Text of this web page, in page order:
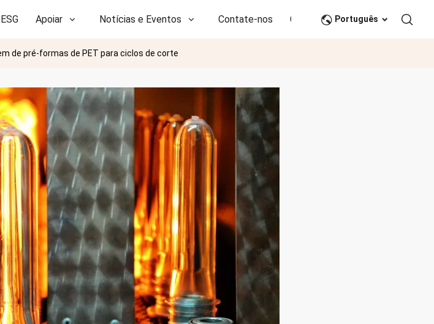
ESG Apoiar Notícias e Eventos Contate-nos CN Português
de pré-formas de PET para ciclos de corte